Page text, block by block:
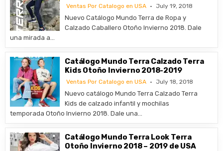
Ventas Por Catalogo en USA July 19, 2018
Nuevo Catálogo Mundo Terra de Ropa y
Calzado Caballero Otoño Invierno 2018. Dale
una mirada a…
Catálogo Mundo Terra Calzado Terra
Kids Otoño Invierno 2018-2019
Ventas Por Catalogo en USA July 18, 2018
Nuevo catálogo Mundo Terra Calzado Terra
Kids de calzado infantil y mochilas
temporada Otoño Invierno 2018. Dale una…
Catálogo Mundo Terra Look Terra
Otoño Invierno 2018 – 2019 de USA